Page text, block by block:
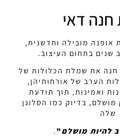
חנה דאי
אופנה מובילה וחדשנית,
שנים בתחום העיצוב.
חנה את שמלת הכלולות של
הערב של אורחותיהן,
ואמינות, תוך תודעת
מושלם, בדיוק כמו הסלוגן
שלה
להיות מושלם"
.